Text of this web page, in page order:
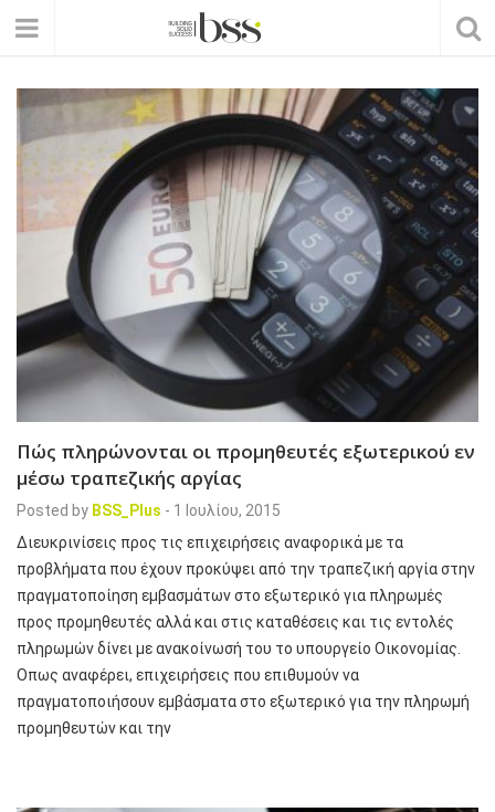
Πώς πληρώνονται οι προμηθευτές εξωτερικού εν
μέσω τραπεζικής αργίας
Posted by BSS_Plus - 1 Ιουλίου, 2015
Διευκρινίσεις προς τις επιχειρήσεις αναφορικά με τα
προβλήματα που έχουν προκύψει από την τραπεζική αργία στην
πραγματοποίηση εμβασμάτων στο εξωτερικό για πληρωμές
προς προμηθευτές αλλά και στις καταθέσεις και τις εντολές
πληρωμών δίνει με ανακοίνωσή του το υπουργείο Οικονομίας.
Οπως αναφέρει, επιχειρήσεις που επιθυμούν να
πραγματοποιήσουν εμβάσματα στο εξωτερικό για την πληρωμή
προμηθευτών και την